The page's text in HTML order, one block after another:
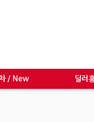
/ New 딜러